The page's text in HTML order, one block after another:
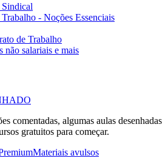
- Noções Essenciais
de Trabalho
não salariais e mais
comentadas, algumas aulas desenhadas
gratuitos para começar.
Materiais avulsos